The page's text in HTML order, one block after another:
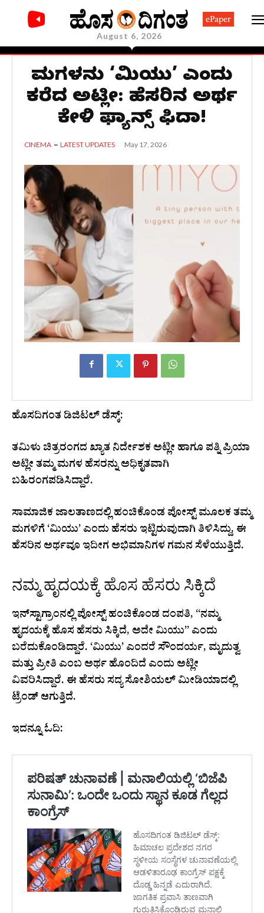
August 6, 2026
ePaper
ಮಗಳನ್ನು ‘ಮಿಯು’ ಎಂದು
ಕರೆದ ಅಟ್ಲೀ: ಹೆಸರಿನ ಅರ್ಥ
ಕೇಳಿ ಫ್ಯಾನ್ಸ್ ಫಿದಾ!
CINEMA LATEST UPDATES May 17, 2026
ಹೊಸದಿಗಂತ ಡಿಜಿಟಲ್ ಡೆಸ್ಕ್:
ತಮಿಳು ಚಿತ್ರರಂಗದ ಖ್ಯಾತ ನಿರ್ದೇಶಕ ಅಟ್ಲೀ ಹಾಗೂ ಪತ್ನಿ ಪ್ರಿಯಾ
ಅಟ್ಲೀ ತಮ್ಮ ಮಗಳ ಹೆಸರನ್ನು ಅಧಿಕೃತವಾಗಿ
ಬಹಿರಂಗಪಡಿಸಿದ್ದಾರೆ.
ಸಾಮಾಜಿಕ ಜಾಲತಾಣದಲ್ಲಿ ಹಂಚಿಕೊಂಡ ಪೋಸ್ಟ್ ಮೂಲಕ ತಮ್ಮ
ಮಗಳಿಗೆ ‘ಮಿಯು’ ಎಂದು ಹೆಸರು ಇಟ್ಟಿರುವುದಾಗಿ ತಿಳಿಸಿದ್ದು, ಈ
ಹೆಸರಿನ ಅರ್ಥವೂ ಇದೀಗ ಅಭಿಮಾನಿಗಳ ಗಮನ ಸೆಳೆಯುತ್ತಿದೆ.
ನಮ್ಮ ಹೃದಯಕ್ಕೆ ಹೊಸ ಹೆಸರು ಸಿಕ್ಕಿದೆ
ಇನ್‌ಸ್ಟಾಗ್ರಾಂನಲ್ಲಿ ಪೋಸ್ಟ್ ಹಂಚಿಕೊಂಡ ದಂಪತಿ, “ನಮ್ಮ
ಹೃದಯಕ್ಕೆ ಹೊಸ ಹೆಸರು ಸಿಕ್ಕಿದೆ, ಅದೇ ಮಿಯು” ಎಂದು
ಬರೆದುಕೊಂಡಿದ್ದಾರೆ. ‘ಮಿಯು’ ಎಂದರೆ ಸೌಂದರ್ಯ, ಮೃದುತ್ವ
ಮತ್ತು ಪ್ರೀತಿ ಎಂಬ ಅರ್ಥ ಹೊಂದಿದೆ ಎಂದು ಅಟ್ಲೀ
ವಿವರಿಸಿದ್ದಾರೆ. ಈ ಹೆಸರು ಸದ್ಯ ಸೋಶಿಯಲ್ ಮೀಡಿಯಾದಲ್ಲಿ
ಟ್ರೆಂಡ್ ಆಗುತ್ತಿದೆ.
ಇದನ್ನೂ ಓದಿ: